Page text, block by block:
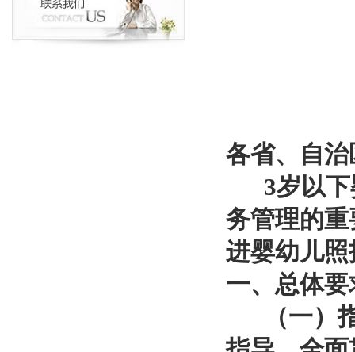
各省、自
3岁以下
务管理的
进婴幼儿
一、总体要
（一）指